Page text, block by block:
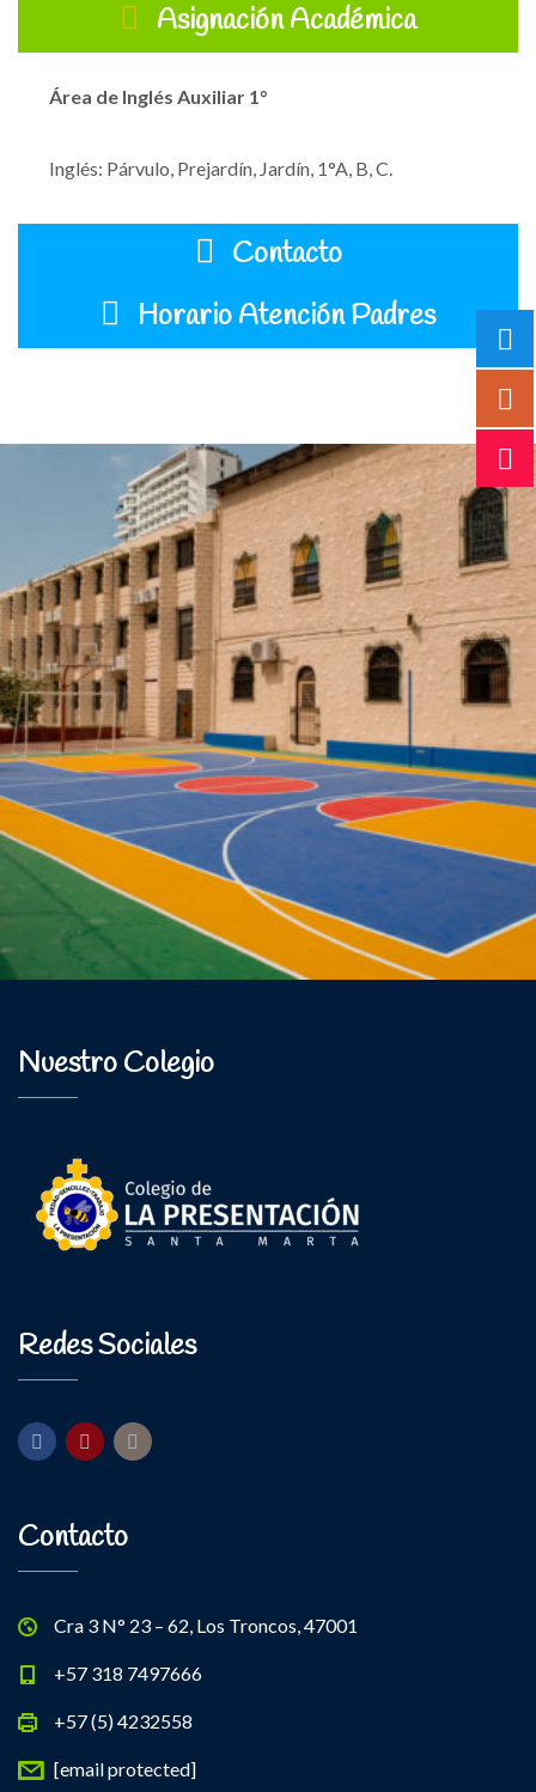
Asignación Académica
Área de Inglés Auxiliar 1°
Inglés: Párvulo, Prejardín, Jardín, 1°A, B, C.
Contacto
Horario Atención Padres
Nuestro Colegio
Redes Sociales
Contacto
Cra 3 N° 23 – 62, Los Troncos, 47001
+57 318 7497666
+57 (5) 4232558
[email protected]